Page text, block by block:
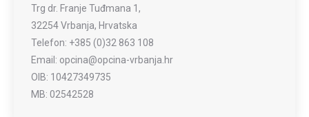
Trg dr. Franje Tuđmana 1,
32254 Vrbanja, Hrvatska
Telefon: +385 (0)32 863 108
Email: opcina@opcina-vrbanja.hr
OIB: 10427349735
MB: 02542528